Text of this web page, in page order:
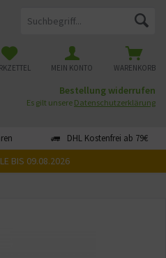
DHL Kostenfrei ab 79€
WARENKORB
MEIN KONTO
Bestellung widerrufen
Es gilt unsere Datenschutzerklärung
BIS 09.08.2026